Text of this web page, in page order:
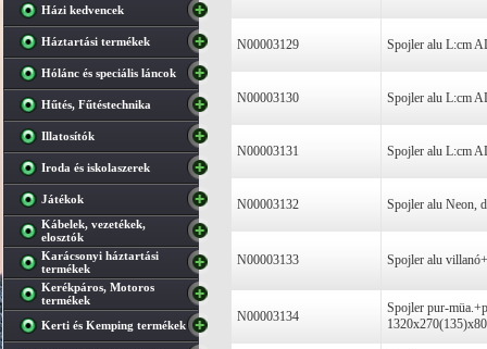
Házi kedvencek
Háztartási termékek
Hólánc és speciális láncok
Hűtés, Fűtéstechnika
Illatosítók
Iroda és iskolaszerek
Játékok
Kábelek, vezetékek,
elosztók
Karácsonyi háztartási
termékek
Kerékpáros, Motoros
termékek
Kerti és Kemping termékek
N00003129 Spojler alu L:cm
N00003130 Spojler alu L:cm
N00003131 Spojler alu L:cm
N00003132 Spojler alu Neon,
N00003133 Spojler alu
N00003134
Spojler pur-
1320x270(135)x80